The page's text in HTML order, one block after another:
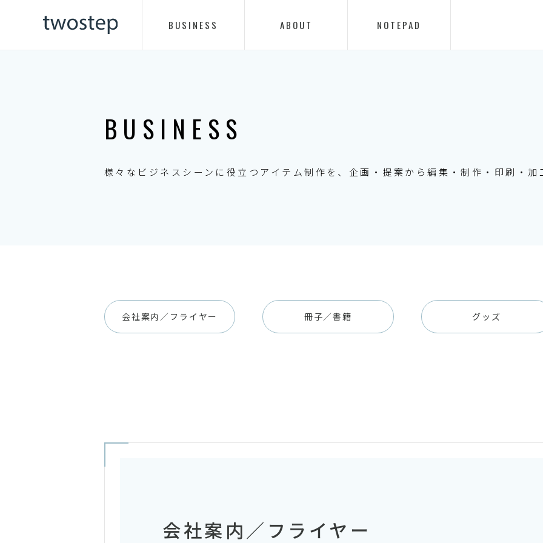
BUSINESS ABOUT NOTEPAD
BUSINESS
様々なビジネスシーンに役立つアイテム制作を、企画・提案から編集・制作・印刷・
会社案内／フライヤー 冊子／書籍 グッズ
会社案内／フライヤー